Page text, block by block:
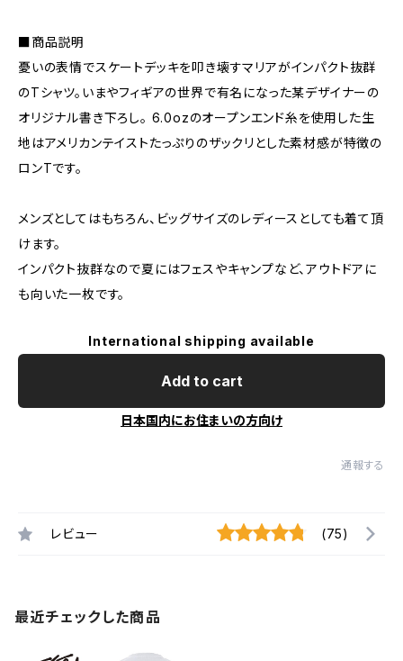
■商品説明
憂いの表情でスケートデッキを叩き壊すマリアがインパクト抜群
のTシャツ。いまやフィギアの世界で有名になった某デザイナーの
オリジナル書き下ろし。 6.0ozのオープンエンド糸を使用した生
地はアメリカンテイストたっぷりのザックリとした素材感が特徴の
ロンTです。
メンズとしてはもちろん、ビッグサイズのレディースとしても着て頂
けます。
インパクト抜群なので夏にはフェスやキャンプなど、アウトドアに
も向いた一枚です。
International shipping available
Add to cart
日本国内にお住まいの方向け
通報する
レビュー (75)
最近チェックした商品